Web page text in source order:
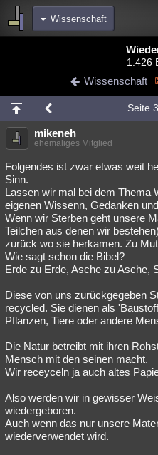
Wissenschaft
Chat Wiki Neuigkeiten
meine Rubriken
Menschen
Spiritualität Verschwörungen
Natur Umfragen
weitere Rubriken
Philosophie Träume Orte
Astronomie Helpdesk
Musik Clash
Übersichten
Lesenswert Schlüsselwörter
1.426
Wissenschaft
Seite 3
mikeneh
ehemaliges Mitglied
Folgendes ist zwar etwas weit
Sinn.
Lassen wir mal bei dem Thema
eigenen Wissenn, Gedanken
Wenn wir Sterben geht unsere
Teilchen aus denen wir
zurück wo sie herkamen. Zu
Wie sagt schon die Bibel?
Erde zu Erde, Asche zu Asche,
Diese von uns zurückgegeben
recycled. Sie dienen als
Pflanzen, Tiere oder andere
Die Natur betreibt mit ihren
Mensch mit den seinen macht.
Wir receyceln ja auch altes
Also werden wir in gewisser
wiedergeboren.
Auch wenn das nur unsere
wiederverwendet wird.